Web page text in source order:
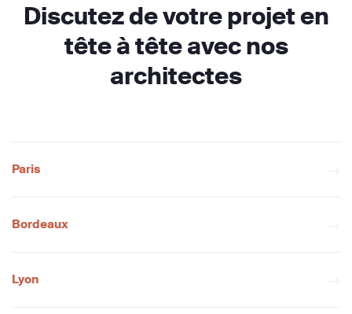
Discutez de votre projet en
tête à tête avec nos
architectes
Paris
Bordeaux
Lyon